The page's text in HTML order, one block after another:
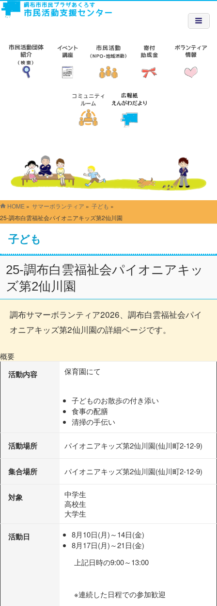
HOME » サマーボランティア » 子ども »
25-調布白雲福祉会パイオニアキッズ第2仙川園
子ども
25-調布白雲福祉会パイオニアキッ
ズ第2仙川園
調布サマーボランティア2026、調布白雲福祉会パイ
オニアキッズ第2仙川園の詳細ページです。
概要
活動内容 保育園にて
子どものお散歩の付き添い
食事の配膳
清掃の手伝い
活動場所 パイオニアキッズ第2仙川園(仙川町2-12-9)
集合場所 パイオニアキッズ第2仙川園(仙川町2-12-9)
対象
中学生
高校生
大学生
活動日
8月10日(月)～14日(金)
8月17日(月)～21日(金)
上記日時の9:00～13:00
※連続した日程での参加歓迎